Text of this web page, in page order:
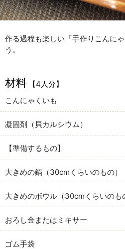
作る過程も楽しい「手作りこんに
う。
材料
【4人分】
こんにゃくいも
凝固剤（貝カルシウム）
【準備するもの】
大きめの鍋（30cmくらいのもの）
大きめのボウル（30cmくらいのも
おろし金またはミキサー
ゴム手袋